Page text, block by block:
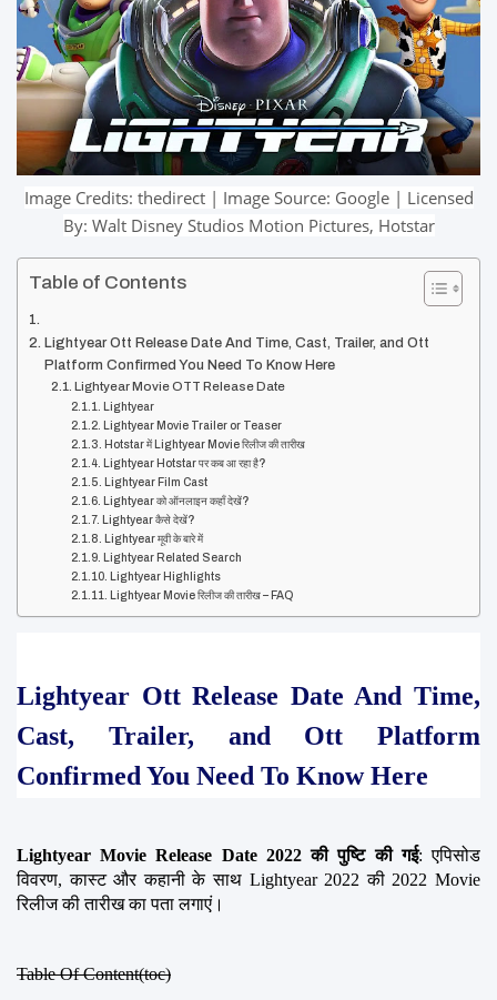
Image Credits: thedirect | Image Source: Google | Licensed
By: Walt Disney Studios Motion Pictures, Hotstar
Table of Contents
Lightyear Ott Release Date And Time, Cast, Trailer, and Ott
Platform Confirmed You Need To Know Here
Lightyear Movie OTT Release Date
Lightyear
Lightyear Movie Trailer or Teaser
Hotstar में Lightyear Movie रिलीज की तारीख
Lightyear Hotstar पर कब आ रहा है?
Lightyear Film Cast
Lightyear को ऑनलाइन कहाँ देखें?
Lightyear कैसे देखें?
Lightyear मूवी के बारे में
Lightyear Related Search
Lightyear Highlights
Lightyear Movie रिलीज की तारीख – FAQ
Lightyear Ott Release Date And Time,
Cast, Trailer, and Ott Platform
Confirmed You Need To Know Here
Lightyear Movie Release Date 2022 की पुष्टि की गई: एपिसोड
विवरण, कास्ट और कहानी के साथ Lightyear 2022 की 2022 Movie
रिलीज की तारीख का पता लगाएं।
Table Of Content(toc)